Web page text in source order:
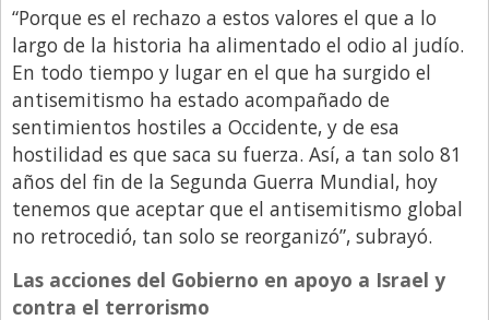
Viajes
“Porque es el rechazo a estos valores el que a lo
largo de la historia ha alimentado el odio al judío.
En todo tiempo y lugar en el que ha surgido el
antisemitismo ha estado acompañado de
sentimientos hostiles a Occidente, y de esa
hostilidad es que saca su fuerza. Así, a tan solo 81
años del fin de la Segunda Guerra Mundial, hoy
tenemos que aceptar que el antisemitismo global
no retrocedió, tan solo se reorganizó”, subrayó.
Las acciones del Gobierno en apoyo a Israel y
contra el terrorismo